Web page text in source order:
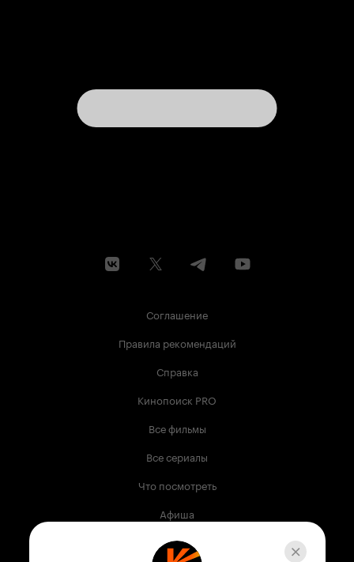
Соглашение
Правила рекомендаций
Справка
Кинопоиск PRO
Все фильмы
Все сериалы
Что посмотреть
Афиша
Музыка